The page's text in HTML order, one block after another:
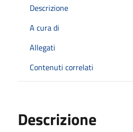
Descrizione
A cura di
Allegati
Contenuti correlati
Descrizione